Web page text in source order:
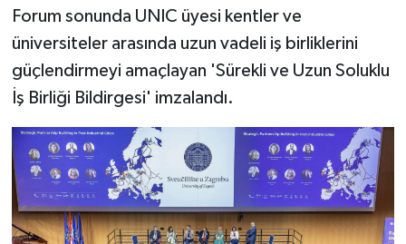
Forum sonunda UNIC üyesi kentler ve
üniversiteler arasında uzun vadeli iş birliklerini
güçlendirmeyi amaçlayan 'Sürekli ve Uzun Soluklu
İş Birliği Bildirgesi' imzalandı.